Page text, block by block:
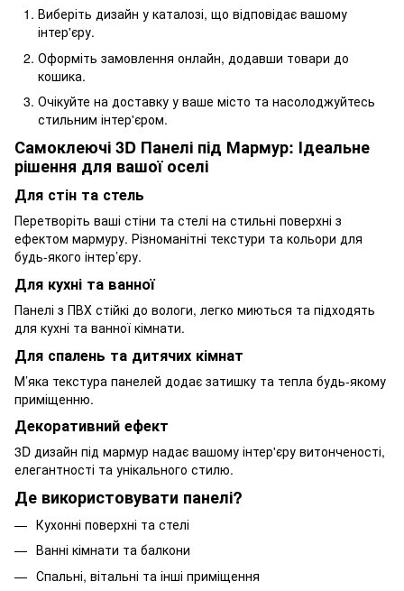
Виберіть дизайн у каталозі, що відповідає вашому
інтер'єру.
Оформіть замовлення онлайн, додавши товари до
кошика.
Очікуйте на доставку у ваше місто та насолоджуйтесь
стильним інтер'єром.
Самоклеючі 3D Панелі під Мармур: Ідеальне
рішення для вашої оселі
Для стін та стель
Перетворіть ваші стіни та стелі на стильні поверхні з
ефектом мармуру. Різноманітні текстури та кольори для
будь-якого інтер’єру.
Для кухні та ванної
Панелі з ПВХ стійкі до вологи, легко миються та підходять
для кухні та ванної кімнати.
Для спалень та дитячих кімнат
М’яка текстура панелей додає затишку та тепла будь-якому
приміщенню.
Декоративний ефект
3D дизайн під мармур надає вашому інтер'єру витонченості,
елегантності та унікального стилю.
Де використовувати панелі?
Кухонні поверхні та стелі
Ванні кімнати та балкони
Спальні, вітальні та інші приміщення